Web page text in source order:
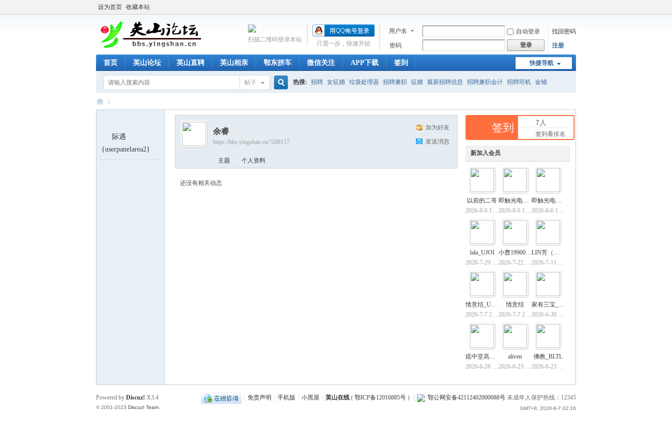
设为首页 收藏本站
用户名 自动登录
找回密码
密码
登录 注册
只需一步，快速开始
扫描二维码登录本站
快捷导航
首页 英山论坛 英山直聘 英山相亲 鄂东拼车 微信关注 APP下载 签到
帖子
索
热搜: 招聘 女征婚 垃圾处理器 招聘兼职 征婚 最新招聘信息 招聘兼职会计 招聘司机 金铺
际遇
{userpanelarea2}
签到 7人
签到看排名
新加入会员
以前的二哥
2026-8-6 14:30
即触光电TP_CZXX
2026-8-6 14:25
即触光电TP全贴
2026-8-6 14:17
lala_UJOI
2026-7-29 20:33
小曹19900815
2026-7-22 16:36
LIN芳（睿）
2026-7-11 13:09
情意结_UEUQ
2026-7-7 20:15
情意结
2026-7-7 20:15
家有三宝_VWPW
2026-6-30 15:02
痣中堂高端痣疣
2026-6-28 15:28
aliven
2026-6-23 09:08
佛教_BLTL
2026-6-23 00:55
加为好友
发送消息
余睿
https://bbs.yingshan.cn/?208117
主题 个人资料
还没有相关动态
免责声明 手机版 小黑屋 英山在线 ( 鄂ICP备12016885号 ) 鄂公网安备42112402000088号 未成年人保护热线：12345
GMT+8, 2026-8-7 02:16
Powered by Discuz! X3.4
© 2001-2023 Discuz! Team